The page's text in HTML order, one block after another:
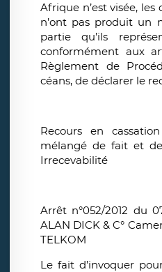
Afrique n’est visée,
n’ont pas produit un
partie qu’ils
conformément aux
Règlement de
céans, de déclarer le
Recours en
mélangé de fait et
Irrecevabilité
Arrêt n°052/2012 du
ALAN DICK & C°
TELKOM
Le fait d’invoquer